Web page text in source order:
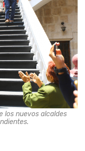
los nuevos alcaldes